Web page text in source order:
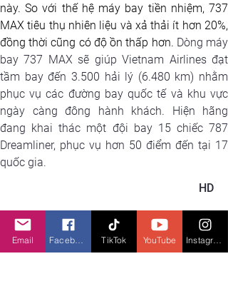
này. So với thế hệ máy bay tiền nhiệm, 737
MAX tiêu thụ nhiên liệu và xả thải ít hơn 20%,
đồng thời cũng có độ ồn thấp hơn. Dòng máy
bay 737 MAX sẽ giúp Vietnam Airlines đạt
tầm bay đến 3.500 hải lý (6.480 km) nhằm
phục vụ các đường bay quốc tế và khu vực
ngày càng đông hành khách. Hiện hãng
đang khai thác một đội bay 15 chiếc 787
Dreamliner, phục vụ hơn 50 điểm đến tại 17
quốc gia.
HD
Xem gì tiếp theo
Email TikTok YouTube